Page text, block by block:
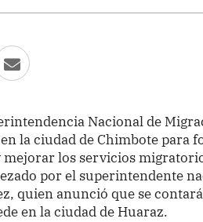
Nacional de
la ciudad de Chimbote para
mejorar los servicios
por el superintendente
quien anunció que se contará
en la ciudad de Huaraz.